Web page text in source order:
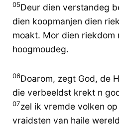
05Deur dien verstandeg
dien koopmanjen dien
moakt. Mor dien riekdom
hoogmoudeg.
06Doarom, zegt God, de
die verbeeldst krekt n
07zel ik vremde volken
vraidsten van haile